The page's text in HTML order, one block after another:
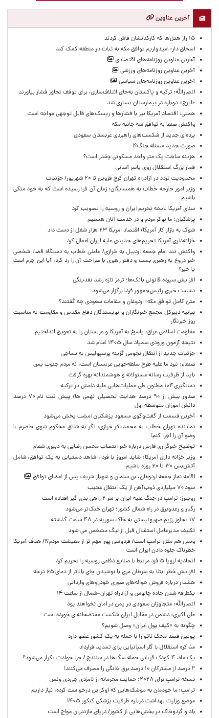
آخرین عناوین
۱۵ راز هتل‌ها که کارکنانشان فاش کردند
اسحاق دار: امیدواریم توافق مکه به ثبات در منطقه کمک کند
آخرین عناوین روزنامه‌های اقتصادی
آخرین عناوین روزنامه‌های ورزشی
آخرین عناوین روزنامه‌های سیاسی
انصارالله: ترکیه و پاکستان به‌جای ائتلاف‌سازی، برای توقف تجاوز فشار بیاورند
«ایرج» دوباره در بیمارستان بستری شد
همتی: اقتصاد آمریکا نیز با فشارها و ریسک‌های قابل توجهی مواجه است
واکنش صنعا به توافق سه جانبه مکه
پرده‌ای جدید از شکست‌های راهبردی عربستان سعودی
صورت جدید مسئله جنگ؟!
هزینه ساخت یک متر واحد مسکونی چقدر است؟
قمار بزرگ استقلال روی یاسر آسانی
محدودیت تردد در آزادراه تهران کرج قزوین تا ۲۰ شهریور/ جزئیات
وزیر امور خارجه خطاب به همسایگان: زمان آن فرا رسیده است که به خود متکی
باشیم
سنای آمریکا لایحه تحریم ایران و روسیه را تصویب کرد
پزشکیان: ما نوکر مردم و در خدمت آنان هستیم
شوک به بازار کار آمریکا/ اقتصاد امریکا ۲۳ هزار شغل از دست داد
خزانه‌داری آمریکا تحریم‌های جدیدی علیه ایران اعمال کرد
واکنش تند امام جمعه اردبیل به خرازی/ عاملی خطاب به دستگاه قضا: شخصی
خبر دروغ به رهبری بست و دفتر رهبری با صراحت آن را رد کرد، آیا این جرم است
یا خیر؟
افزایش سپرده قانونی بانک‌ها؛ ترمز تازه رشد نقدینگی
نشست خبری رئیس‌جمهور فردا برگزار می‌شود
متن کامل توافق مکه؛ اردوغان و مقامات سعودی چه گفتند؟
بیانیه دبیرکل مجمع خبرنگاران و نویسندگان دفاع مقدس و مقاومت به مناسبت
روز خبرنگار
مقاومت اسلامی عراق: پاسخ به آمریکا و عربستان را به تعویق انداختیم
نتیجه آزمون ورودی سمپاد سال ۱۴۰۵ اعلام شد
جزئیات جدید از انتقال نجومی گزینه پرسپولیس به نساجی
صنعاء: نبرد ما علیه طرح سلطه‌جویی عربستان است، نه مردم جنوب یمن
باید از ظرفیت رسانه مسئولانه و هوشمندانه بهره گرفت
دستگیری ۱۰۴ مظنون طی عملیات‌هایی علیه داعش در ترکیه
صدور بیش از ۹۰ درصد هدایت تحصیلی نهمی ها/ پیش ثبت نام ۷۰ درصد
دانش اموزان متوسطه اول
آخرین قسمت از گفت‌وگوی مسعود پزشکیان امشب پخش می‌شود
نماینده تهران خطاب به محمدباقر خرازی: اگر به شلاق محکوم شوی حاضرم با
وضو آن را اجرا کنم!
توضیح خبرگزاری فارس درباره خبر انتصاب محسن رضایی به دبیری شعام
وزیر خزانه داری آمریکا: شاید امروز یا فردا، شاهد دستیابی به یک توافق، شامل
آتش‌بس ۳۰ تا ۶۰ روزه باشیم
اقامه نماز جمعه اردوغان، بن ‌سلمان و شهباز شریف پس از امضای توافق
سود ۷۰ میلیاردی ذوب‌آهن از یک انتقال عجیب
رویترز: ترامپ در جنگ علیه ایران بر سر ۲ راهی بدی گیر افتاده است
رگبار و رعدوبرق در راه شمال کشور؛ تهران خنک‌تر می‌شود
۱۷ تجاوز رژیم صهیونیستی به خاک سوریه در ۴۸ ساعت گذشته
تکلیف مدیرعامل استقلال قبل از لیگ مشخص می شود
ونس هم مثل ترامپ است/ فردوسی پور مهم تر از معیشت مردم؟!/ هدف آمریکا
خطرناک جلوه دادن ایران است
اتحادیه اروپا ۵ فرد مرتبط با صنایع دفاعی روسیه را تحریم کرد
افزایش خطر ابتلا به سرطان مری با نوشیدن چای بالاتر از دمای ۶۵ درجه
هشدار درباره فروش حواله‌های صوری خودروهای وارداتی
یکطرفه شدن جاده چالوس و آزادراه تهران–شمال از ساعت ۱۴
انصارالله: متجاوزان سعودی در یمن در امان نخواهند بود
علی اکبری: دشمن در مقابل ایران شکست مفتضحانه‌ای خورده است
چگونه به «کیف پول ایران» وصل شویم؟
پوتین قصد محک ناتو را با حمله به یک کشور عضو دارد
مذاکره استقلال با گلر اسپانیایی برای تمدید قرارداد
یک ماه، ۴ کودک قربانی حمله سگ‌ها در سنندج / چرا حوادث تکرار می‌شود؟
۲ درصد از مشترکان ۱۰ درصد برق خانگی را مصرف می‌کنند!
نسخه ترامپ برای ۲۰۲۸؛ حمایت محرمانه از نامزدی جی‌دی ونس
ترامپ: ما خودمان به موشک‌هایی که اوکراین درخواست کرده، نیاز داریم
موضع وزارت بهداشت درباره ظرفیت پزشکی کنکور ۱۴۰۵
باد و گردوخاک در بخش‌هایی از کشور/ دریای مازندران مواج است